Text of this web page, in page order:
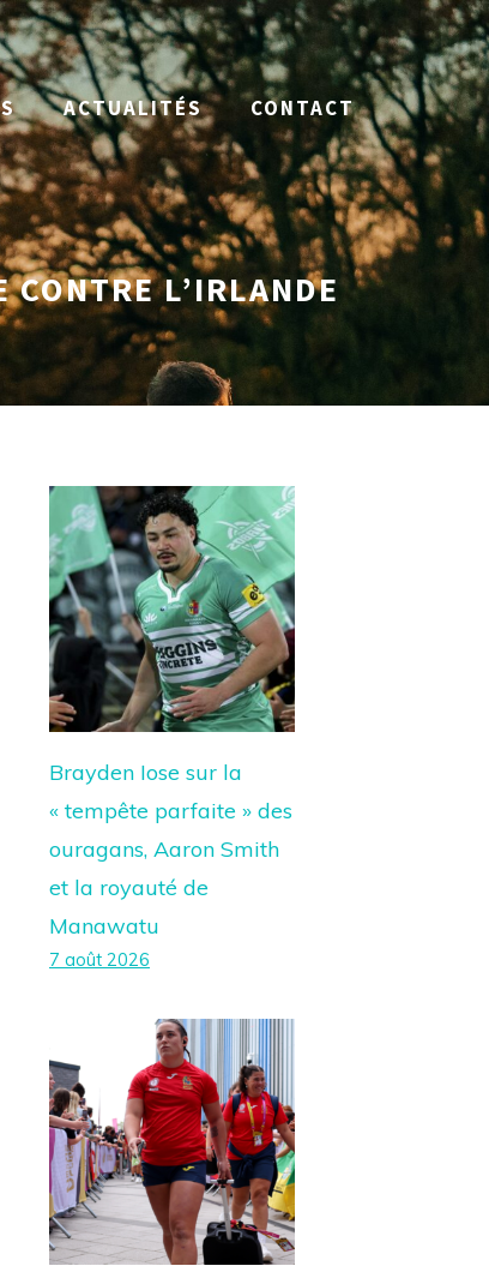
ACTUALITÉS CONTACT
CONTRE L’IRLANDE
Brayden Iose sur la
« tempête parfaite » des
ouragans, Aaron Smith
et la royauté de
Manawatu
7 août 2026